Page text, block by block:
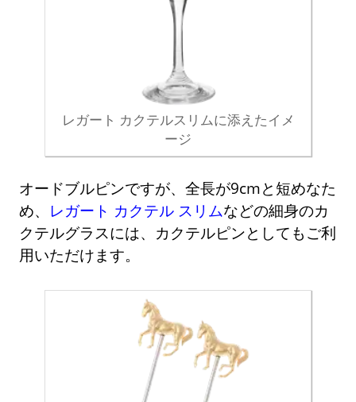
レガート カクテルスリムに添えたイメ
ージ
オードブルピンですが、全長が9cmと短めなた
め、 レガート カクテル スリムなどの細身のカ
クテルグラスには、カクテルピンとしてもご利
用いただけます。